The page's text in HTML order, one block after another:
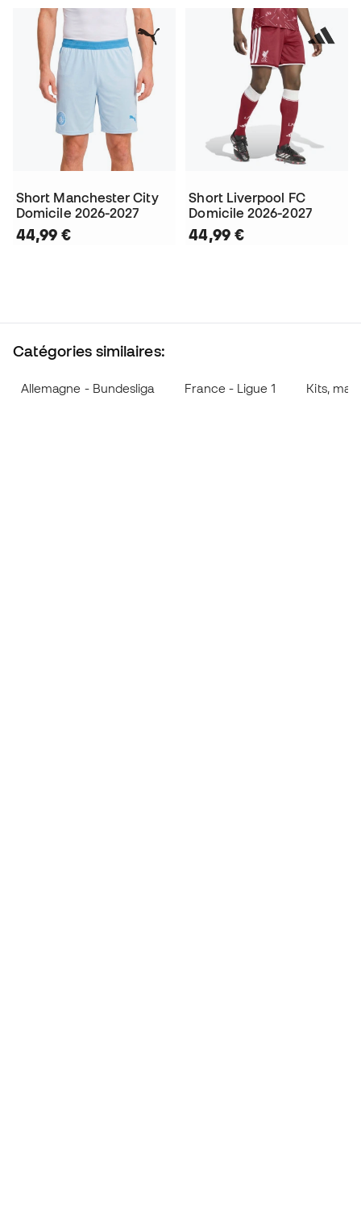
Short Manchester City
Domicile 2026-2027
44,99 €
Short Liverpool FC
Domicile 2026-2027
44,99 €
Catégories similaires:
Allemagne - Bundesliga France - Ligue 1 Kits,